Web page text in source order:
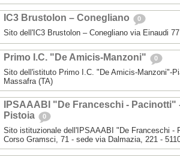
IC3 Brustolon – Conegliano 0
Sito dell'IC3 Brustolon – Conegliano via Einaudi
Primo I.C. "De Amicis-Manzoni" 0
Sito dell'istituto Primo I.C. "De Amicis-Manzoni"-
Massafra (TA)
IPSAAABI "De Franceschi - Pacinotti"
Pistoia
0
Sito istituzionale dell'IPSAAABI "De Franceschi -
Corso Gramsci, 71 - sede via Dalmazia, 221 -